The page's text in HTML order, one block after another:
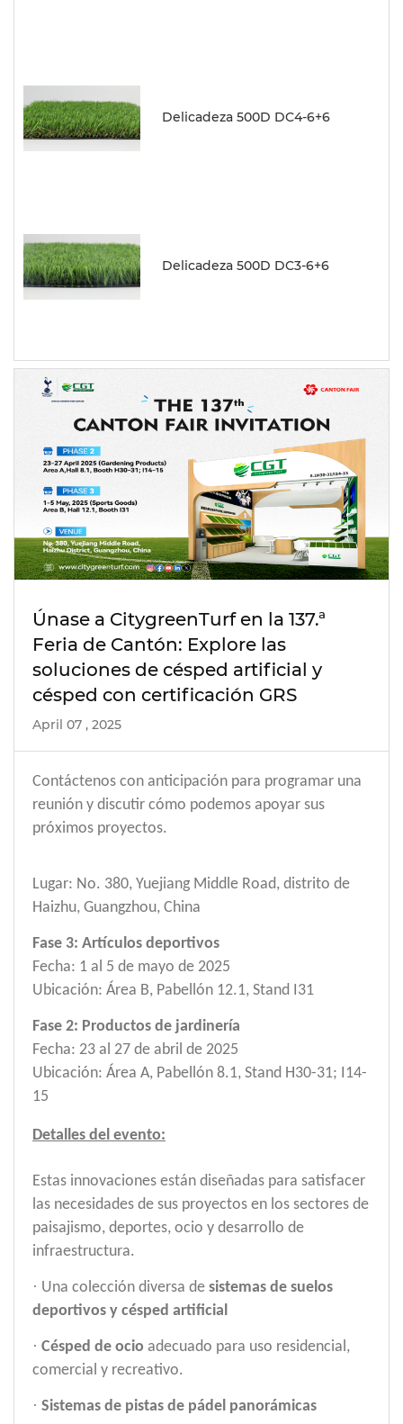
Únase a CitygreenTurf en la 137.ª
Feria de Cantón: Explore las
soluciones de césped artificial y
césped con certificación GRS
April 07 , 2025
· Sistemas de pistas de pádel panorámicas
· Césped de ocio adecuado para uso residencial,
comercial y recreativo.
· Una colección diversa de sistemas de suelos
deportivos y césped artificial
Estas innovaciones están diseñadas para satisfacer
las necesidades de sus proyectos en los sectores de
paisajismo, deportes, ocio y desarrollo de
infraestructura.
Detalles del evento:
Fase 2: Productos de jardinería
Fecha: 23 al 27 de abril de 2025
Ubicación: Área A, Pabellón 8.1, Stand H30-31; I14-
15
Fase 3: Artículos deportivos
Fecha: 1 al 5 de mayo de 2025
Ubicación: Área B, Pabellón 12.1, Stand I31
Lugar: No. 380, Yuejiang Middle Road, distrito de
Haizhu, Guangzhou, China
Contáctenos con anticipación para programar una
reunión y discutir cómo podemos apoyar sus
próximos proyectos.
Delicadeza 500D DC4-6+6
Delicadeza 500D DC3-6+6